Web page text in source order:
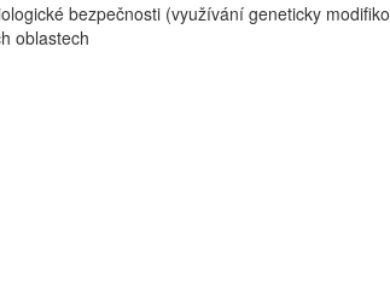
bezpečnosti (využívání geneticky
oblastech